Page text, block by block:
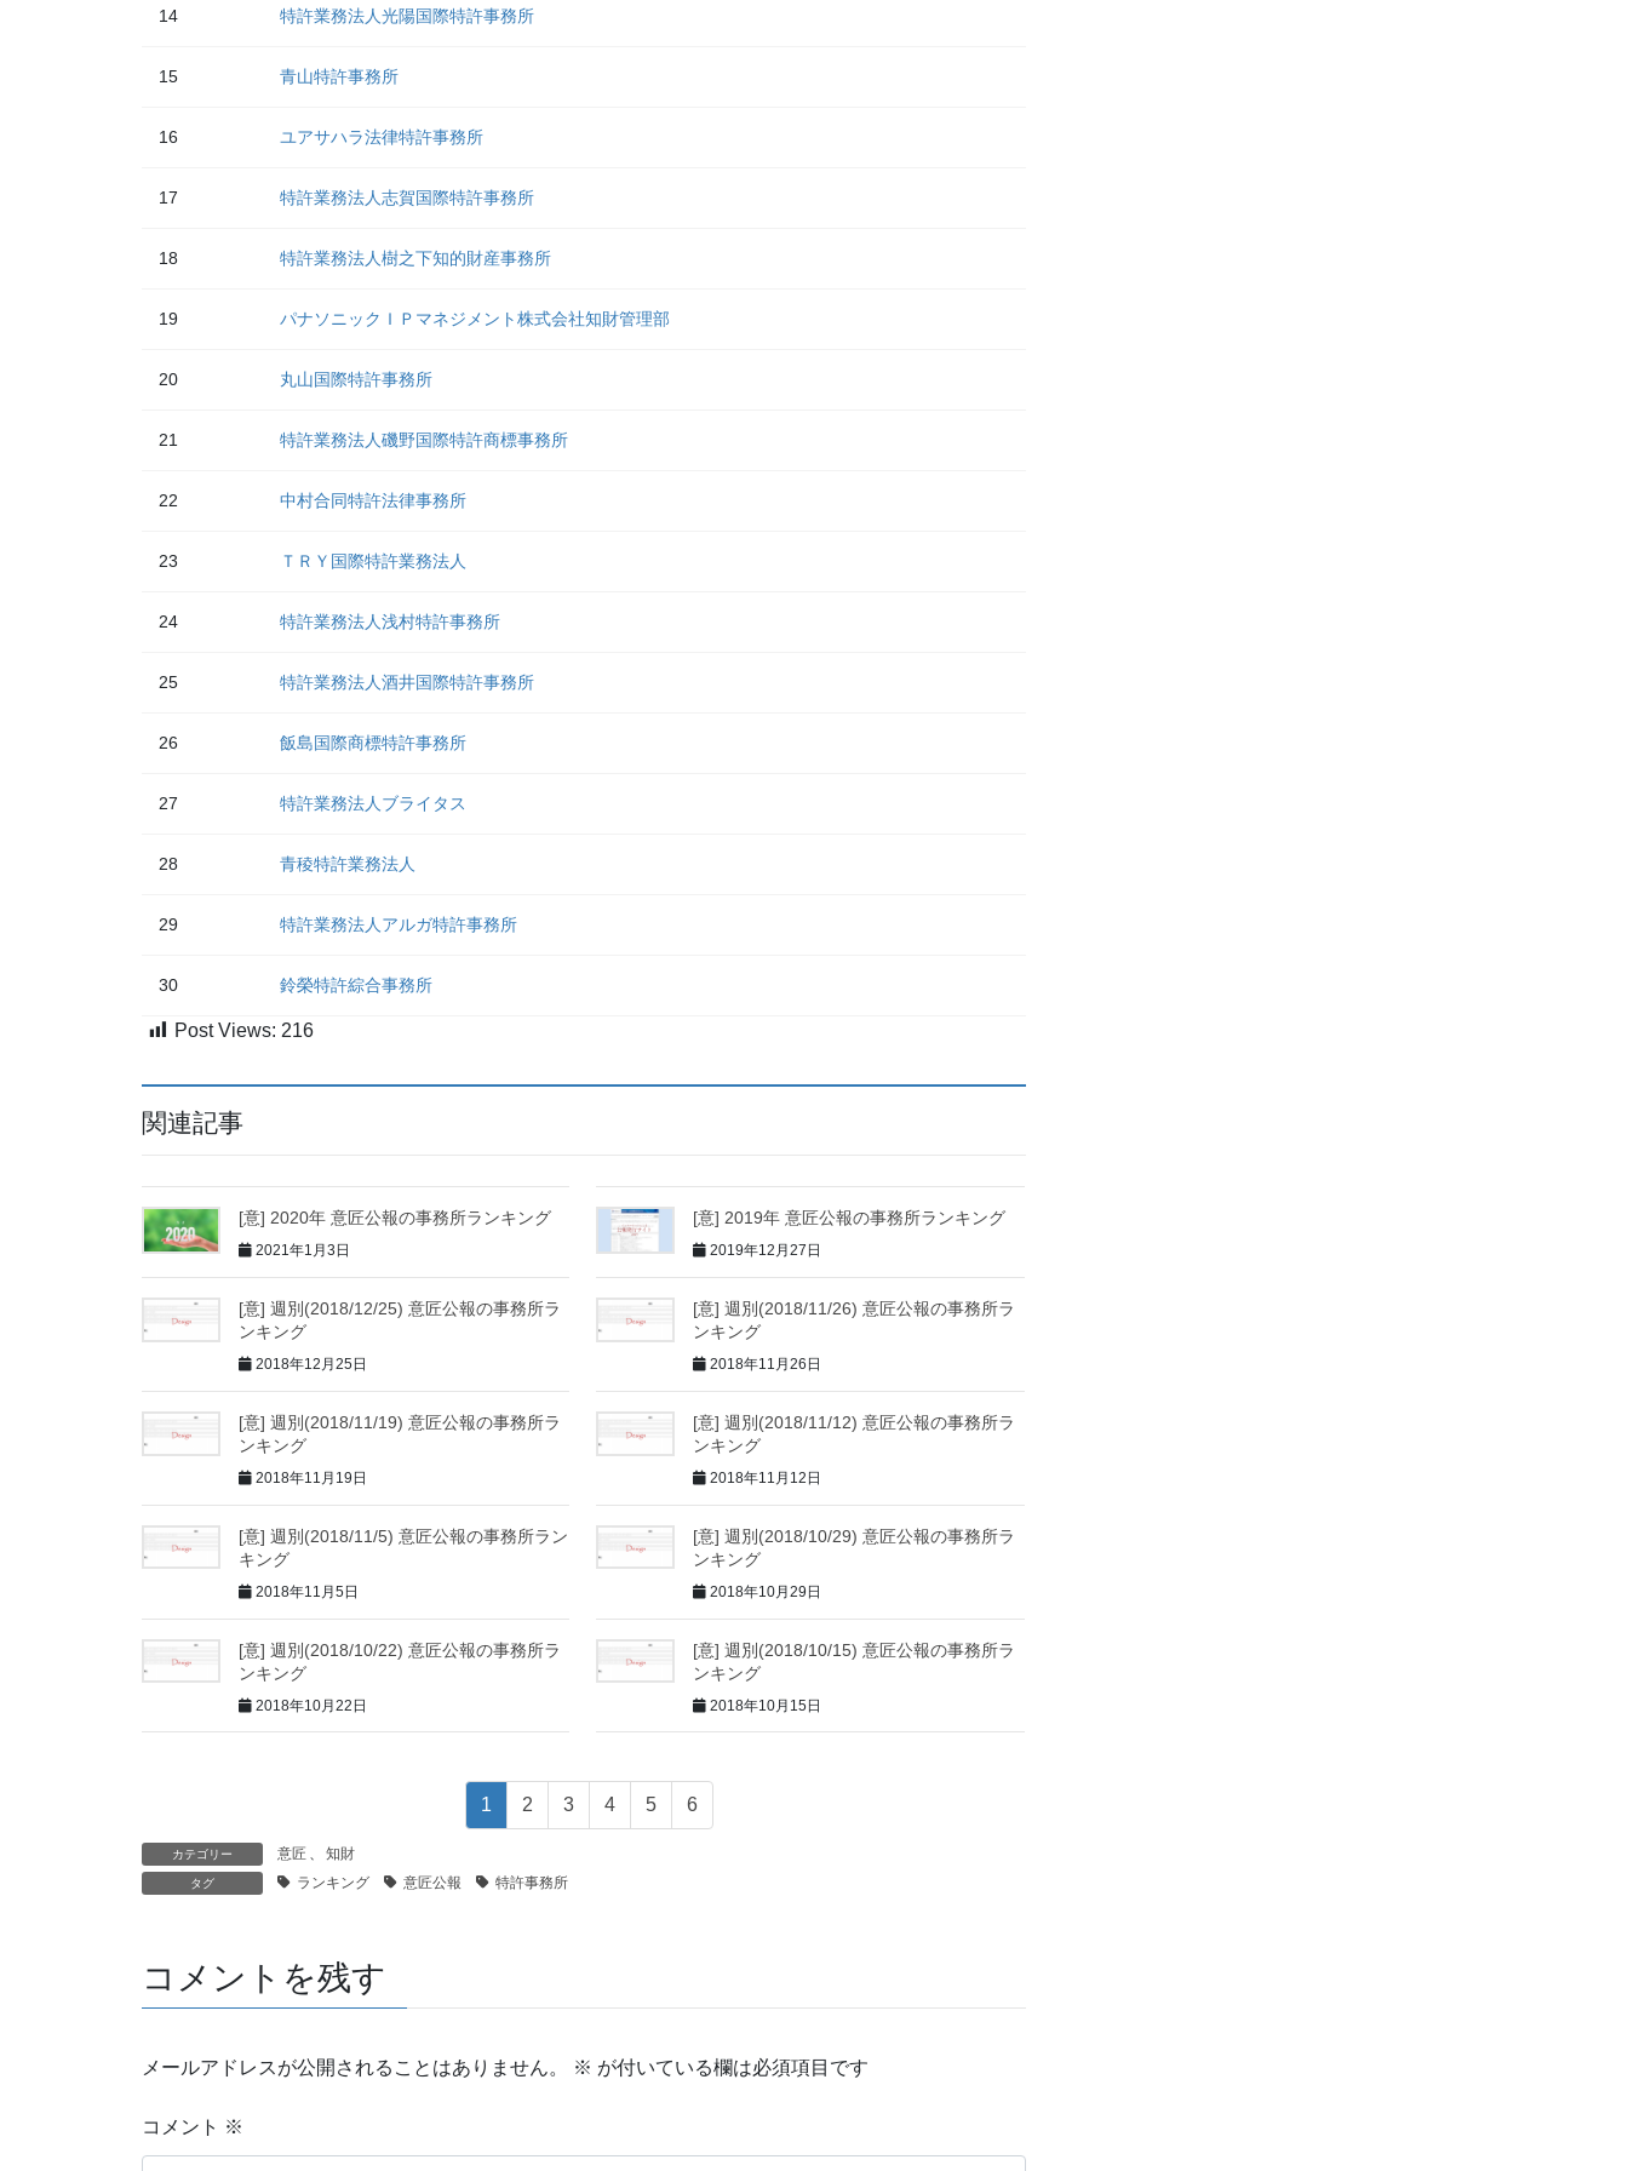
14 特許業務法人光陽国際特許事務所
15 青山特許事務所
16 ユアサハラ法律特許事務所
17 特許業務法人志賀国際特許事務所
18 特許業務法人樹之下知的財産事務所
19 パナソニックＩＰマネジメント株式会社知財管理部
20 丸山国際特許事務所
21 特許業務法人磯野国際特許商標事務所
22 中村合同特許法律事務所
23 ＴＲＹ国際特許業務法人
24 特許業務法人浅村特許事務所
25 特許業務法人酒井国際特許事務所
26 飯島国際商標特許事務所
27 特許業務法人ブライタス
28 青稜特許業務法人
29 特許業務法人アルガ特許事務所
30 鈴榮特許綜合事務所
Post Views: 216
関連記事
[意] 2020年 意匠公報の事務所ランキング
2021年1月3日
[意] 2019年 意匠公報の事務所ランキング
2019年12月27日
[意] 週別(2018/12/25) 意匠公報の事務所ラ
ンキング
2018年12月25日
[意] 週別(2018/11/26) 意匠公報の事務所ラ
ンキング
2018年11月26日
[意] 週別(2018/11/19) 意匠公報の事務所ラ
ンキング
2018年11月19日
[意] 週別(2018/11/12) 意匠公報の事務所ラ
ンキング
2018年11月12日
[意] 週別(2018/11/5) 意匠公報の事務所ラン
キング
2018年11月5日
[意] 週別(2018/10/29) 意匠公報の事務所ラ
ンキング
2018年10月29日
[意] 週別(2018/10/22) 意匠公報の事務所ラ
ンキング
2018年10月22日
[意] 週別(2018/10/15) 意匠公報の事務所ラ
ンキング
2018年10月15日
1 2 3 4 5 6
カテゴリー 意匠 、 知財
タグ ランキング 意匠公報 特許事務所
コメントを残す
メールアドレスが公開されることはありません。 ※ が付いている欄は必須項目です
コメント ※